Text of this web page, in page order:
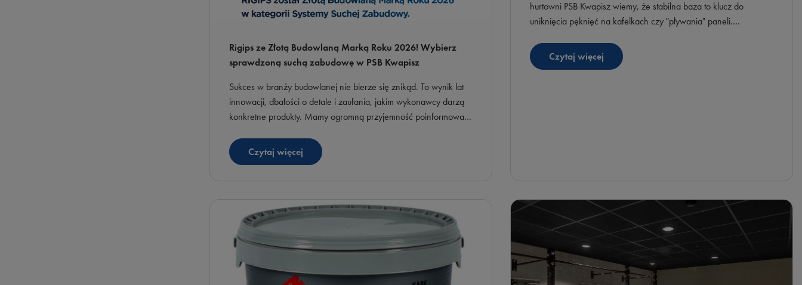
Rigips ze Złotą Budowlaną Marką Roku 2026! Wybierz
sprawdzoną suchą zabudowę w PSB Kwapisz
Sukces w branży budowlanej nie bierze się znikąd. To wynik lat
innowacji, dbałości o detale i zaufania, jakim wykonawcy darzą
konkretne produkty. Mamy ogromną przyjemność poinformować,
Roku 2026 w kategorii Systemy Suchej Zabudowy!
Czytaj więcej
hurtowni PSB Kwapisz wiemy, że stabilna baza to klucz do
uniknięcia pęknięć na kafelkach czy "pływania" paneli.
Czytaj więcej